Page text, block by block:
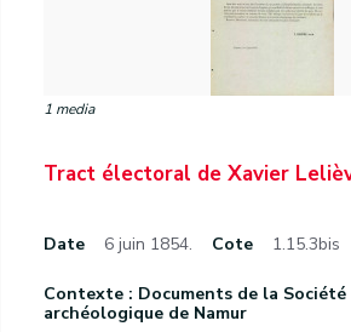
1 media
Tract électoral de Xavier
Date 6 juin 1854. Cote 1.15.3bis
Contexte : Documents de la Société
archéologique de Namur